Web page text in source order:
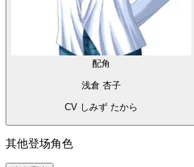
配角
浅倉 杏子
CV しみず たから
其他登场角色